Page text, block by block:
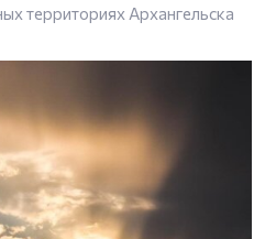
территориях Архангельска